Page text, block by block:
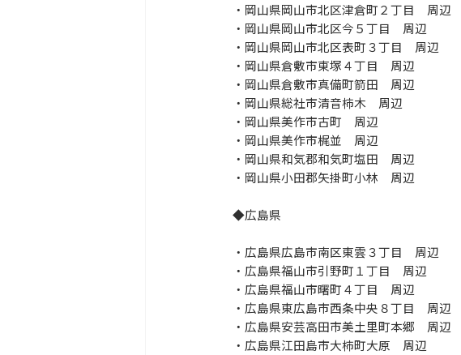
・岡山県岡山市北区津倉町２丁目 周辺
・岡山県岡山市北区今５丁目 周辺
・岡山県岡山市北区表町３丁目 周辺
・岡山県倉敷市東塚４丁目 周辺
・岡山県倉敷市真備町箭田 周辺
・岡山県総社市清音柿木 周辺
・岡山県美作市古町 周辺
・岡山県美作市梶並 周辺
・岡山県和気郡和気町塩田 周辺
・岡山県小田郡矢掛町小林 周辺
◆広島県
・広島県広島市南区東雲３丁目 周辺
・広島県福山市引野町１丁目 周辺
・広島県福山市曙町４丁目 周辺
・広島県東広島市西条中央８丁目 周辺
・広島県安芸高田市美土里町本郷 周辺
・広島県江田島市大柿町大原 周辺